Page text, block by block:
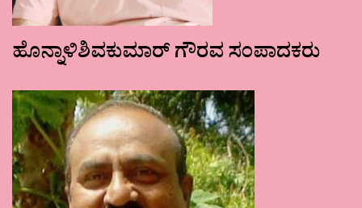
ಹೊನ್ನಾಳಿಶಿವಕುಮಾರ್ ಗೌರವ ಸಂಪಾದಕರು